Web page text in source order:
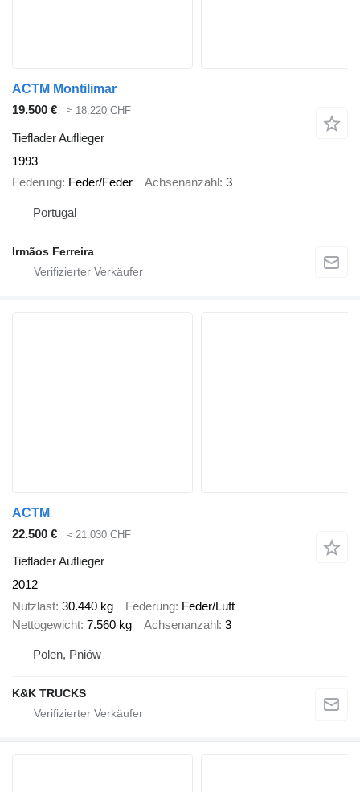
ACTM Montilimar
19.500 €
≈ 18.220 CHF
Tieflader Auflieger
1993
Federung Feder/Feder Achsenanzahl 3
Portugal
Irmãos Ferreira
ACTM
22.500 €
≈ 21.030 CHF
Tieflader Auflieger
2012
Nutzlast 30.440 kg Federung Feder/Luft
Nettogewicht 7.560 kg Achsenanzahl 3
Polen, Pniów
K&K TRUCKS